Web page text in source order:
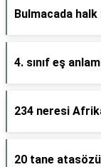
Bulmacada
4. sınıf eş
234 neresi
20 tane